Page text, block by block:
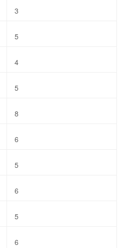
3
5
4
5
8
6
5
6
5
6